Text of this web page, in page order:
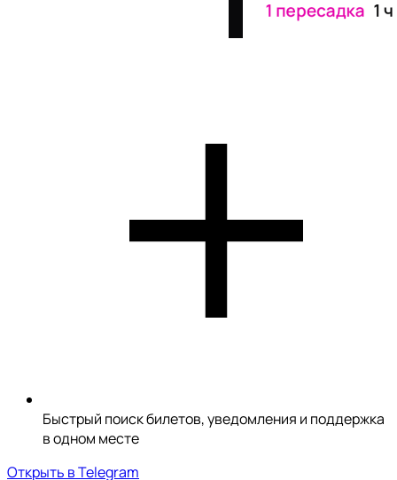
Быстрый поиск билетов, уведомления и поддержка
в одном месте
Открыть в Telegram